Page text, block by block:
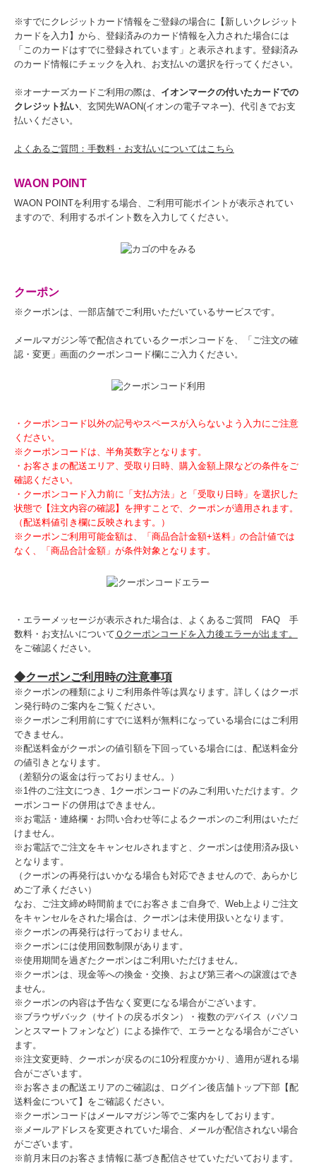
※すでにクレジットカード情報をご登録の場合に【新しいクレジット
カードを入力】から、登録済みのカード情報を入力された場合には
「このカードはすでに登録されています」と表示されます。登録済み
のカード情報にチェックを入れ、お支払いの選択を行ってください。
※オーナーズカードご利用の際は、 イオンマークの付いたカードでの
クレジット払い、玄関先WAON(イオンの電子マネー)、代引きでお支
払いください。
よくあるご質問：手数料・お支払いについてはこちら
WAON POINT
WAON POINTを利用する場合、ご利用可能ポイントが表示されてい
ますので、利用するポイント数を入力してください。
クーポン
※クーポンは、一部店舗でご利用いただいているサービスです。
メールマガジン等で配信されているクーポンコードを、「ご注文の確
認・変更」画面のクーポンコード欄にご入力ください。
・クーポンコード以外の記号やスペースが入らないよう入力にご注意
ください。
※クーポンコードは、半角英数字となります。
・お客さまの配送エリア、受取り日時、購入金額上限などの条件をご
確認ください。
・クーポンコード入力前に「支払方法」と「受取り日時」を選択した
状態で【注文内容の確認】を押すことで、クーポンが適用されます。
（配送料値引き欄に反映されます。）
※クーポンご利用可能金額は、「商品合計金額+送料」の合計値では
なく、「商品合計金額」が条件対象となります。
・エラーメッセージが表示された場合は、よくあるご質問 FAQ 手
数料・お支払いについて Ｑクーポンコードを入力後エラーが出ます。
をご確認ください。
◆クーポンご利用時の注意事項
※クーポンの種類によりご利用条件等は異なります。詳しくはクーポ
ン発行時のご案内をご覧ください。
※クーポンご利用前にすでに送料が無料になっている場合にはご利用
できません。
※配送料金がクーポンの値引額を下回っている場合には、配送料金分
の値引きとなります。
（差額分の返金は行っておりません。）
※1件のご注文につき、1クーポンコードのみご利用いただけます。ク
ーポンコードの併用はできません。
※お電話・連絡欄・お問い合わせ等によるクーポンのご利用はいただ
けません。
※お電話でご注文をキャンセルされますと、クーポンは使用済み扱い
となります。
（クーポンの再発行はいかなる場合も対応できませんので、あらかじ
めご了承ください）
なお、ご注文締め時間前までにお客さまご自身で、Web上よりご注文
をキャンセルをされた場合は、クーポンは未使用扱いとなります。
※クーポンの再発行は行っておりません。
※クーポンには使用回数制限があります。
※使用期間を過ぎたクーポンはご利用いただけません。
※クーポンは、現金等への換金・交換、および第三者への譲渡はでき
ません。
※クーポンの内容は予告なく変更になる場合がございます。
※ブラウザバック（サイトの戻るボタン）・複数のデバイス（パソコ
ンとスマートフォンなど）による操作で、エラーとなる場合がござい
ます。
※注文変更時、クーポンが戻るのに10分程度かかり、適用が遅れる場
合がございます。
※お客さまの配送エリアのご確認は、ログイン後店舗トップ下部【配
送料金について】をご確認ください。
※クーポンコードはメールマガジン等でご案内をしております。
※メールアドレスを変更されていた場合、メールが配信されない場合
がございます。
※前月末日のお客さま情報に基づき配信させていただいております。